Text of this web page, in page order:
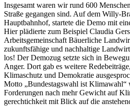
Insgesamt waren wir rund 600
Straße gegangen sind. Auf dem Willy-
Hauptbahnhof, startete die Demo mit
Hier plädierte zum Beispiel Claudia
Arbeitsgemeinschaft Bäuerliche
zukunftsfähige und nachhaltige
los! Der Demozug setzte sich in
Anger. Dort gab es weitere
Klimaschutz und Demokratie
Motto „Bundestagswahl ist Klimawahl“
Forderungen nach mehr Gewicht auf
gerechtichkeit mit Blick auf die